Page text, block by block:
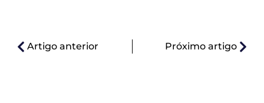
Artigo anterior Próximo artigo